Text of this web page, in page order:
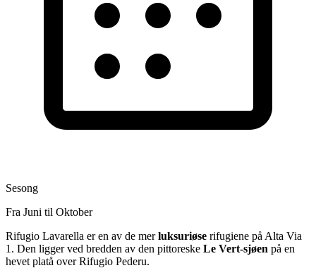
Sesong
Fra Juni til Oktober
Rifugio Lavarella er en av de merluksuriøse rifugiene på Alta Via
1. Den ligger ved bredden av den pittoreske Le Vert-sjøen på en
hevet platå over Rifugio Pederu.